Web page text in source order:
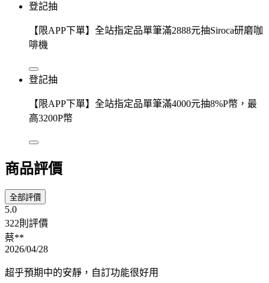
登記抽
【限APP下單】全站指定品單筆滿2888元抽Siroca研磨咖
啡機
登記抽
【限APP下單】全站指定品單筆滿4000元抽8%P幣，最
高3200P幣
商品評價
全部評價
5.0
322則評價
蔡**
2026/04/28
超乎預期中的安靜，自訂功能很好用